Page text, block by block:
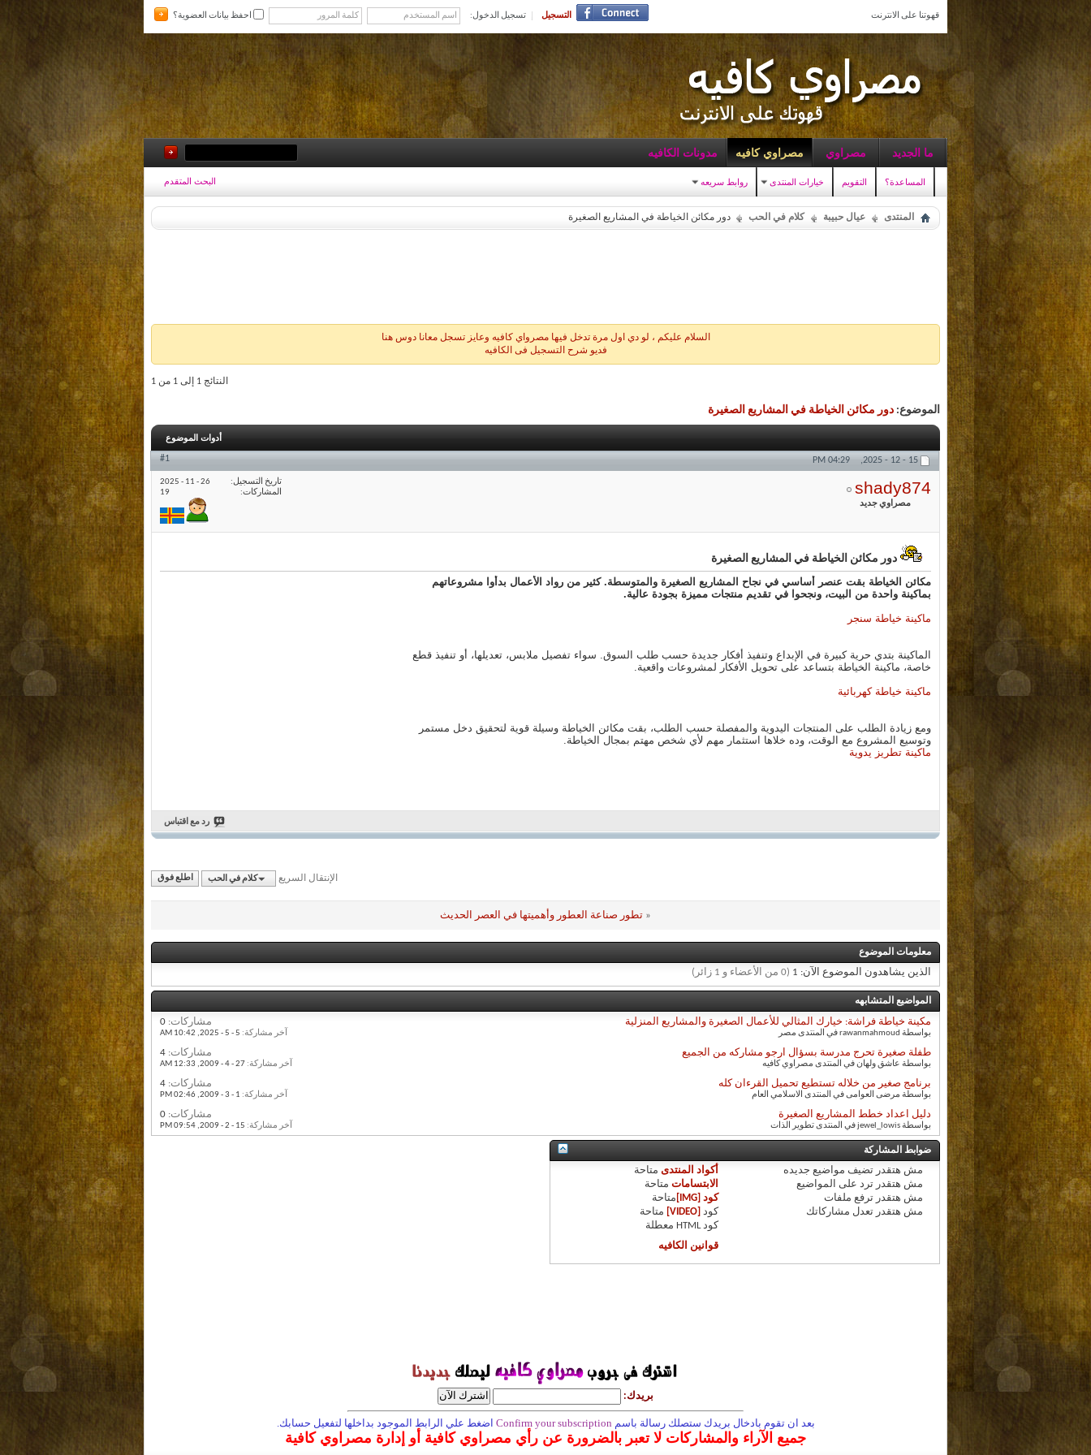
قهوتنا على الانترنت التسجيل تسجيل الدخول: احفظ بيانات العضوية؟
ما الجديد مصراوي مصراوي كافيه
المساعدة؟ التقويم خيارات المنتدى روابط سريعه
مدونات الكافيه
البحث المتقدم
المنتدى عيال حبيبة كلام في الحب دور مكائن الخياطة في المشاريع الصغيرة
السلام عليكم ، لو دي اول مرة تدخل فيها مصرواي كافيه وعايز تسجل معانا دوس هنا
فديو شرح التسجيل فى الكافيه
النتائج 1 إلى 1 من 1
الموضوع: دور مكائن الخياطة في المشاريع الصغيرة
أدوات الموضوع
15 - 12 - 2025,
04:29 PM
#1
shady874
مصراوي جديد
تاريخ التسجيل
26 - 11 - 2025
المشاركات
19
دور مكائن الخياطة في المشاريع الصغيرة
مكائن الخياطة بقت عنصر أساسي في نجاح المشاريع الصغيرة والمتوسطة. كثير من رواد الأعمال بدأوا مشروعاتهم
بماكينة واحدة من البيت، ونجحوا في تقديم منتجات مميزة بجودة عالية.
ماكينة خياطة سنجر
الماكينة بتدي حرية كبيرة في الإبداع وتنفيذ أفكار جديدة حسب طلب السوق. سواء تفصيل ملابس، تعديلها، أو تنفيذ قطع
خاصة، ماكينة الخياطة بتساعد على تحويل الأفكار لمشروعات واقعية.
ماكينة خياطة كهربائية
ومع زيادة الطلب على المنتجات اليدوية والمفصلة حسب الطلب، بقت مكائن الخياطة وسيلة قوية لتحقيق دخل مستمر
وتوسيع المشروع مع الوقت، وده خلاها استثمار مهم لأي شخص مهتم بمجال الخياطة.
ماكينة تطريز يدوية
رد مع اقتباس
الإنتقال السريع كلام في الحب اطلع فوق
« تطور صناعة العطور وأهميتها في العصر الحديث
معلومات الموضوع
الذين يشاهدون الموضوع الآن: 1 (0 من الأعضاء و 1 زائر)
المواضيع المتشابهه
مكينة خياطة فراشة: خيارك المثالي للأعمال الصغيرة والمشاريع المنزلية
بواسطة rawanmahmoud في المنتدى مصر
مشاركات:
آخر مشاركة: 10:42 AM
طفلة صغيرة تحرج مدرسة بسؤال ارجو مشاركه من الجميع
بواسطة عاشق ولهان في المنتدى مصراوي كافيه
مشاركات:
آخر مشاركة: 12:33 AM
برنامج صغير من خلاله تستطيع تحميل القرءان كله
بواسطة مرضى العوامى في المنتدى الاسلامي العام
مشاركات:
آخر مشاركة: 02:46 PM
دليل اعداد خطط المشاريع الصغيرة
بواسطة jewel_lowis في المنتدى تطوير الذات
مشاركات:
آخر مشاركة: 09:54 PM
ضوابط المشاركة
مش هتقدر تضيف مواضيع جديده
مش هتقدر ترد على المواضيع
مش هتقدر ترفع ملفات
مش هتقدر تعدل مشاركاتك
أكواد المنتدى متاحة
الابتسامات متاحة
كود [IMG]
متاحة
كود [VIDEO]
متاحة
كود HTML
معطلة
قوانين الكافيه
بريدك:
بعد ان تقوم بادخال بريدك ستصلك رسالة باسم Confirm your subscription اضغط علي الرابط الموجود بداخلها لتفعيل حسابك.
جميع الآراء والمشاركات لا تعبر بالضرورة عن رأي مصراوي كافية أو إدارة مصراوي كافية